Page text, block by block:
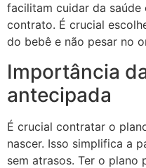
facilitam cuidar da
contrato. É crucial
do bebê e não pesar no
Importância
antecipada
É crucial contratar o
nascer. Isso simplifica a
sem atrasos. Ter o